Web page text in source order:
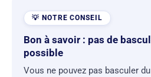
Bon à savoir : pas de
possible
Vous ne pouvez pas basculer